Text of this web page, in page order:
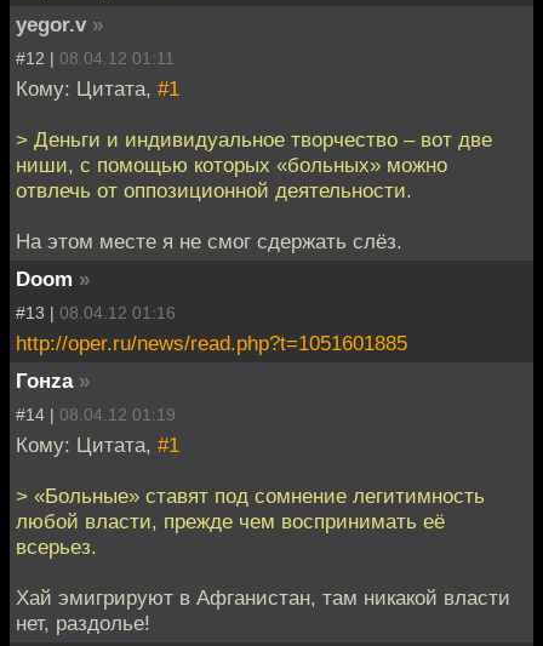
yegor.v »
#12 | 08.04.12 01:11
Кому: Цитата, #1
> Деньги и индивидуальное творчество – вот две
ниши, с помощью которых «больных» можно
отвлечь от оппозиционной деятельности.
На этом месте я не смог сдержать слёз.
Doom »
#13 | 08.04.12 01:16
http://oper.ru/news/read.php?t=1051601885
Гонzа »
#14 | 08.04.12 01:19
Кому: Цитата, #1
> «Больные» ставят под сомнение легитимность
любой власти, прежде чем воспринимать её
всерьез.
Хай эмигрируют в Афганистан, там никакой власти
нет, раздолье!